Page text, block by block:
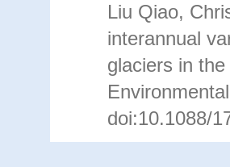
Liu Qiao,
interannual
glaciers in
doi:10.1088/